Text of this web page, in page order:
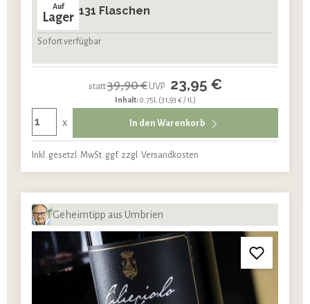
Auf
Lager 131 Flaschen
Sofort verfügbar
statt39,90 €UVP 23,95 €
Inhalt:0.75L (31,93 € / 1L)
x In den Warenkorb
Inkl. gesetzl. MwSt. ggf. zzgl. Versandkosten
Geheimtipp aus Umbrien